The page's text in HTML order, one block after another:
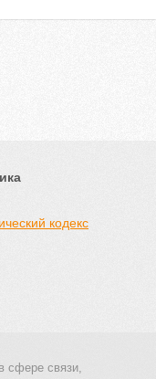
кодекс
сфере связи,